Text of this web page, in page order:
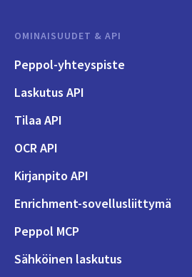
OMINAISUUDET & API
Peppol-yhteyspiste
Laskutus API
Tilaa API
OCR API
Kirjanpito API
Enrichment-sovellusliittymä
Peppol MCP
Sähköinen laskutus